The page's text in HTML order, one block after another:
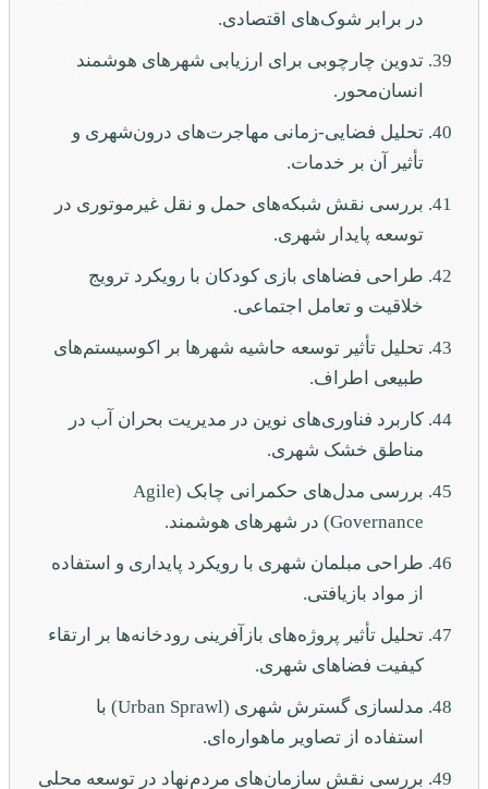
در برابر شوک‌های اقتصادی.
تدوین چارچوبی برای ارزیابی شهرهای هوشمند
انسان‌محور.
تحلیل فضایی-زمانی مهاجرت‌های درون‌شهری و
تأثیر آن بر خدمات.
بررسی نقش شبکه‌های حمل و نقل غیرموتوری در
توسعه پایدار شهری.
طراحی فضاهای بازی کودکان با رویکرد ترویج
خلاقیت و تعامل اجتماعی.
تحلیل تأثیر توسعه حاشیه شهرها بر اکوسیستم‌های
طبیعی اطراف.
کاربرد فناوری‌های نوین در مدیریت بحران آب در
مناطق خشک شهری.
بررسی مدل‌های حکمرانی چابک (Agile
Governance) در شهرهای هوشمند.
طراحی مبلمان شهری با رویکرد پایداری و استفاده
از مواد بازیافتی.
تحلیل تأثیر پروژه‌های بازآفرینی رودخانه‌ها بر ارتقاء
کیفیت فضاهای شهری.
مدلسازی گسترش شهری (Urban Sprawl) با
استفاده از تصاویر ماهواره‌ای.
بررسی نقش سازمان‌های مردم‌نهاد در توسعه محلی